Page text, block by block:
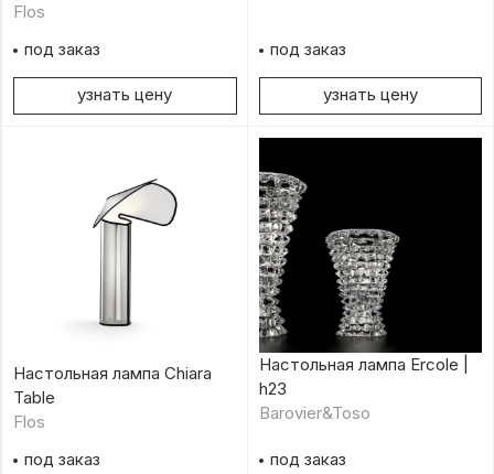
Flos
под заказ
узнать цену
под заказ
узнать цену
Настольная лампа Chiara
Table
Flos
под заказ
Настольная лампа Ercole |
h23
Barovier&Toso
под заказ